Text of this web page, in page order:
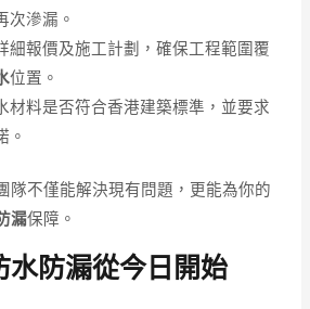
次滲漏。
細報價及施工計劃，確保工程範圍覆
位置。
材料是否符合香港建築標準，並要求
。
隊不僅能解決現有問題，更能為你的
漏保障。
水防漏從今日開始